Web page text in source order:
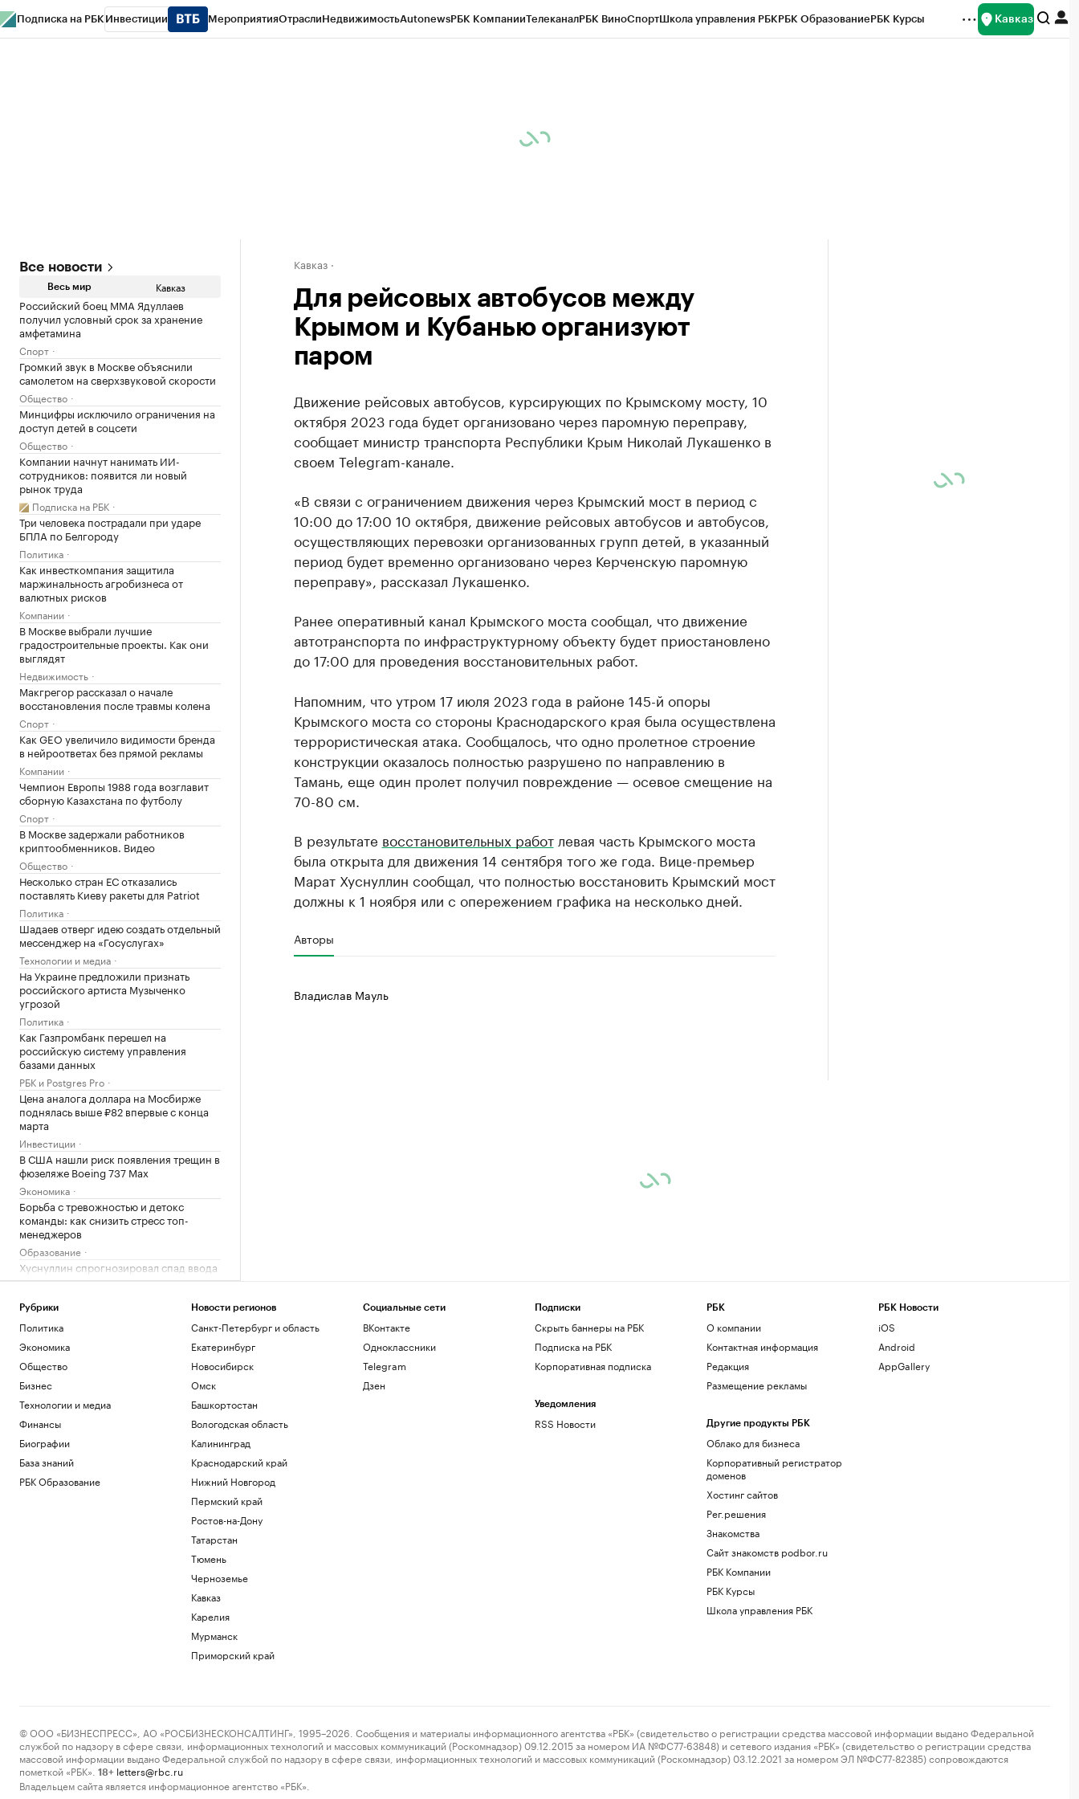
Подписка на РБК Инвестиции МероприятияОтраслиНедвижимостьAutonewsРБК КомпанииТелеканалРБК ВиноСпортШкола управления РБКРБК ОбразованиеРБК Курсы Кавказ
Все новости
Весь мир Кавказ
Российский боец ММА Ядуллаев
получил условный срок за хранение
амфетамина
Спорт
Громкий звук в Москве объяснили
самолетом на сверхзвуковой скорости
Общество
Минцифры исключило ограничения на
доступ детей в соцсети
Общество
Компании начнут нанимать ИИ-
сотрудников: появится ли новый
рынок труда
Подписка на РБК
Три человека пострадали при ударе
БПЛА по Белгороду
Политика
Как инвесткомпания защитила
маржинальность агробизнеса от
валютных рисков
Компании
В Москве выбрали лучшие
градостроительные проекты. Как они
выглядят
Недвижимость
Макгрегор рассказал о начале
восстановления после травмы колена
Спорт
Как GEO увеличило видимости бренда
в нейроответах без прямой рекламы
Компании
Чемпион Европы 1988 года возглавит
сборную Казахстана по футболу
Спорт
В Москве задержали работников
криптообменников. Видео
Общество
Несколько стран ЕС отказались
поставлять Киеву ракеты для Patriot
Политика
Шадаев отверг идею создать отдельный
мессенджер на «Госуслугах»
Технологии и медиа
На Украине предложили признать
российского артиста Музыченко
угрозой
Политика
Как Газпромбанк перешел на
российскую систему управления
базами данных
РБК и Postgres Pro
Цена аналога доллара на Мосбирже
поднялась выше ₽82 впервые с конца
марта
Инвестиции
В США нашли риск появления трещин в
фюзеляже Boeing 737 Max
Экономика
Борьба с тревожностью и детокс
команды: как снизить стресс топ-
менеджеров
Образование
Хуснуллин спрогнозировал спад ввода
жилья при отсутствии мер поддержки
Китайская нейросеть Kimi K3 вышла за
пределы тестовой среды
Технологии и медиа
Кавказ
Для рейсовых автобусов между
Крымом и Кубанью организуют
паром
Движение рейсовых автобусов, курсирующих по Крымскому мосту, 10
октября 2023 года будет организовано через паромную переправу,
сообщает министр транспорта Республики Крым Николай Лукашенко в
своем Telegram-канале.
«В связи с ограничением движения через Крымский мост в период с
10:00 до 17:00 10 октября, движение рейсовых автобусов и автобусов,
осуществляющих перевозки организованных групп детей, в указанный
период будет временно организовано через Керченскую паромную
переправу», рассказал Лукашенко.
Ранее оперативный канал Крымского моста сообщал, что движение
автотранспорта по инфраструктурному объекту будет приостановлено
до 17:00 для проведения восстановительных работ.
Напомним, что утром 17 июля 2023 года в районе 145-й опоры
Крымского моста со стороны Краснодарского края была осуществлена
террористическая атака. Сообщалось, что одно пролетное строение
конструкции оказалось полностью разрушено по направлению в
Тамань, еще один пролет получил повреждение — осевое смещение на
70-80 см.
В результате восстановительных работлевая часть Крымского моста
была открыта для движения 14 сентября того же года. Вице-премьер
Марат Хуснуллин сообщал, что полностью восстановить Крымский мост
должны к 1 ноября или с опережением графика на несколько дней.
Авторы
Владислав Мауль
Рубрики
Политика
Экономика
Общество
Бизнес
Технологии и медиа
Финансы
Биографии
База знаний
РБК Образование
Новости регионов
Санкт-Петербург и область
Екатеринбург
Новосибирск
Омск
Башкортостан
Вологодская область
Калининград
Краснодарский край
Нижний Новгород
Пермский край
Ростов-на-Дону
Татарстан
Тюмень
Черноземье
Кавказ
Карелия
Мурманск
Приморский край
Социальные сети
ВКонтакте
Одноклассники
Telegram
Дзен
Подписки
Скрыть баннеры на РБК
Подписка на РБК
Корпоративная подписка
Уведомления
RSS Новости
РБК
О компании
Контактная информация
Редакция
Размещение рекламы
Другие продукты РБК
Облако для бизнеса
Корпоративный регистратор
доменов
Хостинг сайтов
Рег.решения
Знакомства
Сайт знакомств podbor.ru
РБК Компании
РБК Курсы
Школа управления РБК
РБК Новости
iOS
Android
AppGallery
© ООО «БИЗНЕСПРЕСС», АО «РОСБИЗНЕСКОНСАЛТИНГ», 1995–2026. Сообщения и материалы информационного агентства «РБК» (свидетельство о регистрации средства массовой информации выдано Федеральной
службой по надзору в сфере связи, информационных технологий и массовых коммуникаций (Роскомнадзор) 09.12.2015 за номером ИА №ФС77-63848) и сетевого издания «РБК» (свидетельство о регистрации средства
массовой информации выдано Федеральной службой по надзору в сфере связи, информационных технологий и массовых коммуникаций (Роскомнадзор) 03.12.2021 за номером ЭЛ №ФС77-82385) сопровождаются
пометкой «РБК».
18+ letters@rbc.ru
Владельцем сайта является информационное агентство «РБК».